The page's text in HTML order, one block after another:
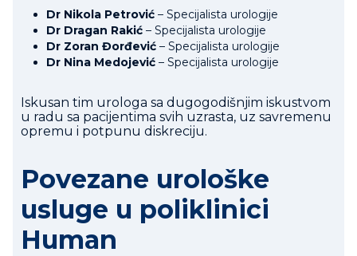
Dr Nikola Petrović – Specijalista urologije
Dr Dragan Rakić – Specijalista urologije
Dr Zoran Đorđević – Specijalista urologije
Dr Nina Medojević – Specijalista urologije
Iskusan tim urologa sa dugogodišnjim iskustvom
u radu sa pacijentima svih uzrasta, uz savremenu
opremu i potpunu diskreciju.
Povezane urološke
usluge u poliklinici
Human